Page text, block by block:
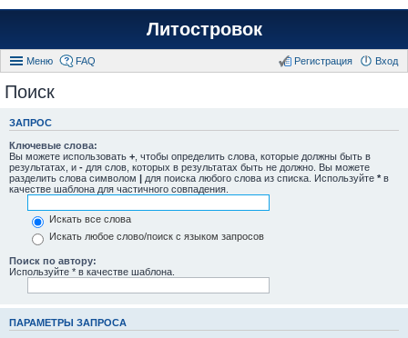
Литостровок
Меню FAQ Вход
Регистрация
Поиск
ЗАПРОС
Ключевые слова:
Вы можете использовать + , чтобы определить слова, которые должны быть в
результатах, и - для слов, которых в результатах быть не должно. Вы можете
разделить слова символом | для поиска любого слова из списка. Используйте * в
качестве шаблона для частичного совпадения.
Искать все слова
Искать любое слово/поиск с языком запросов
Поиск по автору:
Используйте * в качестве шаблона.
ПАРАМЕТРЫ ЗАПРОСА